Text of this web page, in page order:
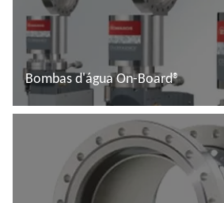
Bombas d'água On-Board®